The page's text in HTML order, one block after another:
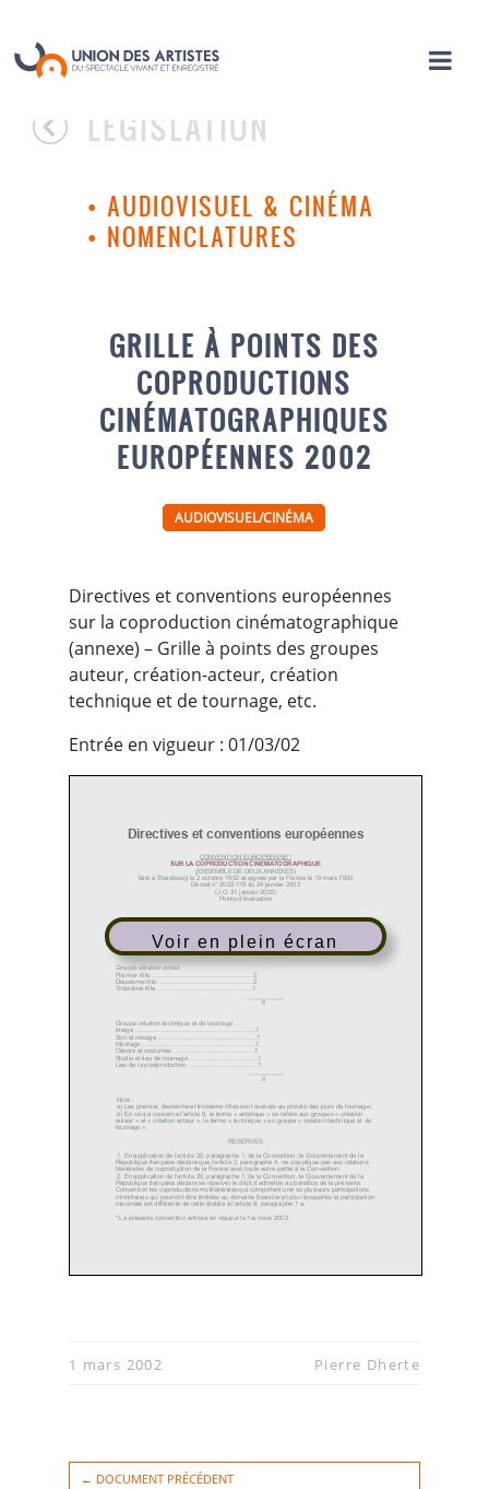
LÉGISLATION
• AUDIOVISUEL & CINÉMA
• NOMENCLATURES
GRILLE À POINTS DES
COPRODUCTIONS
CINÉMATOGRAPHIQUES
EUROPÉENNES 2002
AUDIOVISUEL/CINÉMA
Directives et conventions européennes
sur la coproduction cinématographique
(annexe) – Grille à points des groupes
auteur, création-acteur, création
technique et de tournage, etc.
Entrée en vigueur : 01/03/02
Voir en plein écran
Directives et conventions européennes
CONVENTION EUROPEENNE *
SUR LA COPRODUCTION CINEMATOGRAPHIQUE
(ENSEMBLE DE DEUX ANNEXES)
faite à Strasbourg le 2 octobre 1992 et signée par la France le 19 mars 1993
Décret n° 2002-119 du 24 janvier 2002
(J.O. 31 janvier 2002)
Points d’évaluation
Groupe création auteur
.............................................
......3
................................................1
__________
Groupe création acteur
Premier rôle
3
Deuxième rôle
2
Troisième rôle
1
Groupe création technique et de tournage
Image
1
Son et mixage
.1
Montage
......................................................
1
Décors et costumes
.1
Studio et lieu de tournage
1
Lieu de la postproduction
1
Nota :
a) Les premier, deuxième et troisième rôles sont évalués au prorata des jours de tournage ;
b) En ce qui concerne l’article 8, le terme « artistique » se réfère aux groupes « création
auteur » et « création acteur », le terme « technique » au groupe « création technique et de
tournage ».
RESERVES
1. En application de l’article 20, paragraphe 1, de la Convention, le Gouvernement de la
République française déclare que l’article 2, paragraphe 4, ne s’applique pas aux relations
bilatérales de coproduction de la France avec toute autre partie à la Convention.
2. En application de l’article 20, paragraphe 1, de la Convention, le Gouvernement de la
République française déclare se réserver le droit d’admettre au bénéfice de la présente
Convention les coproductions multilatérales qui comportent une ou plusieurs participations
minoritaires qui pourront être limitées au domaine financier et pour lesquelles la participation
maximale est différente de celle établie à l’article 9, paragraphe 1 a.
* La présente convention entrera en vigueur le 1er mars 2002.
1 mars 2002 Pierre Dherte
← DOCUMENT PRÉCÉDENT